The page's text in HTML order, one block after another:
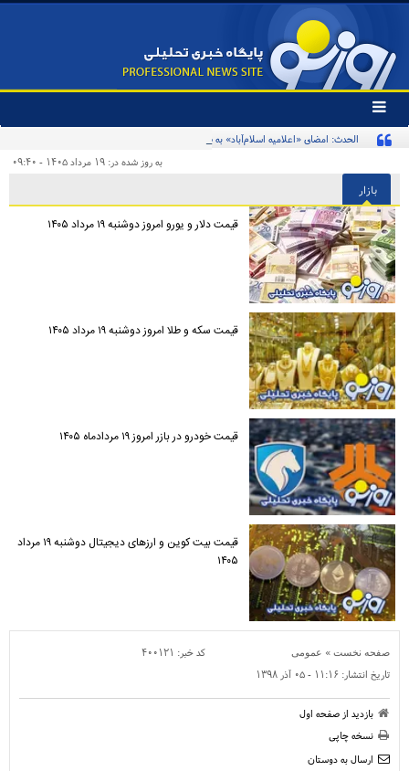
تغییر
وضعیت
منوی
ها
الحدث: امضای «اعلامیه اسلام‌آباد» به صورت غیر حضوری انجام خواهد شد/ دیدارهای ژنو به
به روز شده در: ۱۹ مرداد ۱۴۰۵ - ۰۹:۴۰
بازار
قیمت دلار و یورو امروز دوشنبه ۱۹ مرداد ۱۴۰۵
قیمت سکه و طلا امروز دوشنبه ۱۹ مرداد ۱۴۰۵
قیمت خودرو در بازر امروز ۱۹ مردادماه ۱۴۰۵
قیمت بیت کوین و ارز‌های دیجیتال دوشنبه ۱۹ مرداد
۱۴۰۵
صفحه نخست » عمومی کد خبر: ۴۰۰۱۲۱
تاریخ انتشار: ۱۱:۱۶ - ۰۵ آذر ۱۳۹۸
بازدید از صفحه اول
نسخه چاپی
ارسال به دوستان